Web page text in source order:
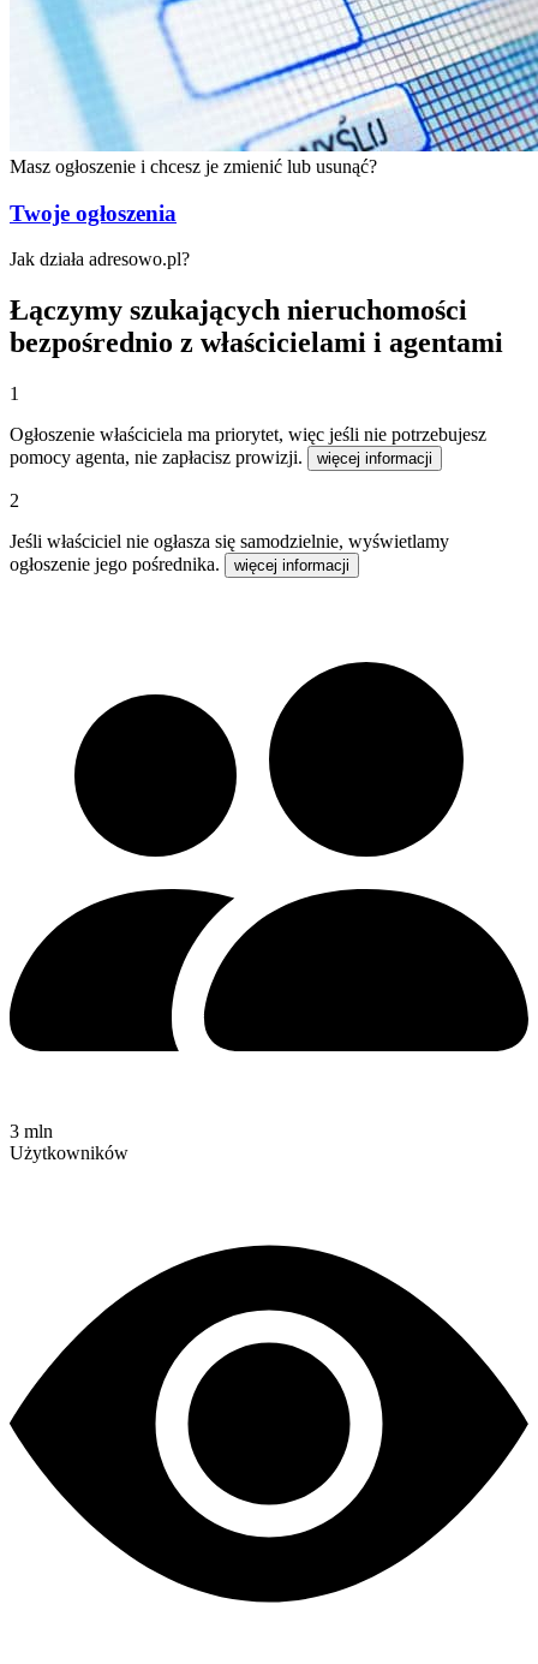
Masz ogłoszenie i chcesz je zmienić lub usunąć?
Twoje ogłoszenia
Jak działa adresowo.pl?
Łączymy szukających nieruchomości
bezpośrednio z właścicielami i agentami
1
Ogłoszenie właściciela ma priorytet, więc jeśli nie potrzebujesz
pomocy agenta, nie zapłacisz prowizji.
więcej informacji
2
Jeśli właściciel nie ogłasza się samodzielnie, wyświetlamy
ogłoszenie jego pośrednika.
więcej informacji
3 mln
Użytkowników